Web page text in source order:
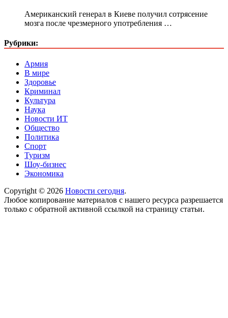
Американский генерал в Киеве получил сотрясение
мозга после чрезмерного употребления …
Рубрики:
Армия
В мире
Здоровье
Криминал
Культура
Наука
Новости ИТ
Общество
Политика
Спорт
Туризм
Шоу-бизнес
Экономика
Copyright © 2026 Новости сегодня.
Любое копирование материалов с нашего ресурса разрешается
только с обратной активной ссылкой на страницу статьи.